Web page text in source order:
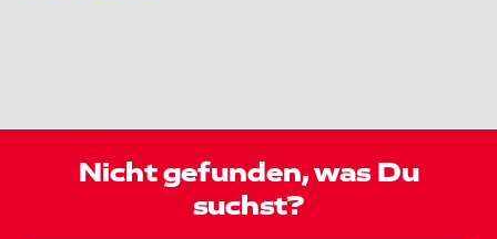
Nicht gefunden, was Du
suchst?